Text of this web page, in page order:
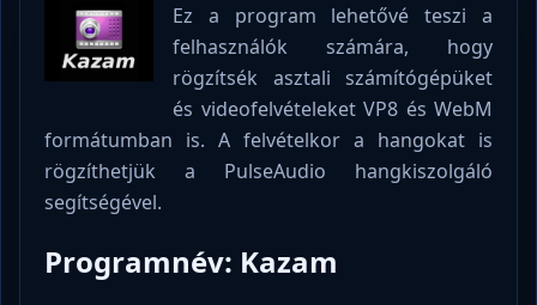
Ez a program lehetővé teszi a
felhasználók számára, hogy
rögzítsék asztali számítógépüket
és videofelvételeket VP8 és WebM
formátumban is. A felvételkor a hangokat is
rögzíthetjük a PulseAudio hangkiszolgáló
segítségével.
Programnév: Kazam